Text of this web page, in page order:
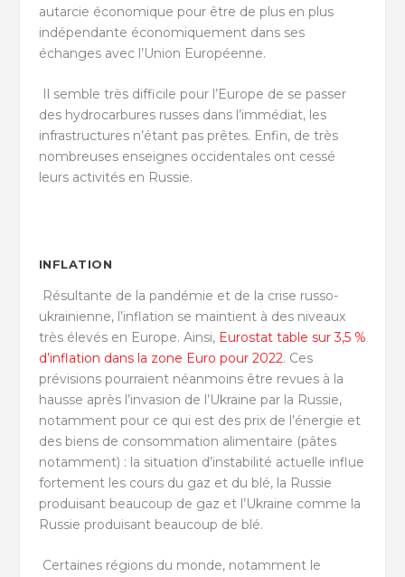
autarcie économique pour être de plus en plus
indépendante économiquement dans ses
échanges avec l’Union Européenne.
Il semble très difficile pour l’Europe de se passer
des hydrocarbures russes dans l’immédiat, les
infrastructures n’étant pas prêtes. Enfin, de très
nombreuses enseignes occidentales ont cessé
leurs activités en Russie.
INFLATION
Résultante de la pandémie et de la crise russo-
ukrainienne, l’inflation se maintient à des niveaux
très élevés en Europe. Ainsi, Eurostat table sur 3,5 %
d’inflation dans la zone Euro pour 2022. Ces
prévisions pourraient néanmoins être revues à la
hausse après l’invasion de l’Ukraine par la Russie,
notamment pour ce qui est des prix de l’énergie et
des biens de consommation alimentaire (pâtes
notamment) : la situation d’instabilité actuelle influe
fortement les cours du gaz et du blé, la Russie
produisant beaucoup de gaz et l’Ukraine comme la
Russie produisant beaucoup de blé.
Certaines régions du monde, notamment le